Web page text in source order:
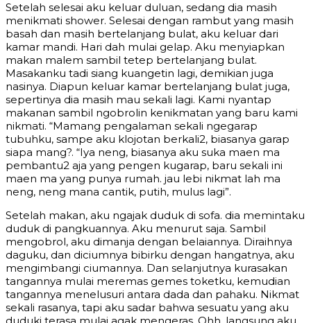
Setelah selesai aku keluar duluan, sedang dia masih
menikmati shower. Selesai dengan rambut yang masih
basah dan masih bertelanjang bulat, aku keluar dari
kamar mandi. Hari dah mulai gelap. Aku menyiapkan
makan malem sambil tetep bertelanjang bulat.
Masakanku tadi siang kuangetin lagi, demikian juga
nasinya. Diapun keluar kamar bertelanjang bulat juga,
sepertinya dia masih mau sekali lagi. Kami nyantap
makanan sambil ngobrolin kenikmatan yang baru kami
nikmati. “Mamang pengalaman sekali ngegarap
tubuhku, sampe aku klojotan berkali2, biasanya garap
siapa mang?. “Iya neng, biasanya aku suka maen ma
pembantu2 aja yang pengen kugarap, baru sekali ini
maen ma yang punya rumah. jau lebi nikmat lah ma
neng, neng mana cantik, putih, mulus lagi”.
Setelah makan, aku ngajak duduk di sofa. dia memintaku
duduk di pangkuannya. Aku menurut saja. Sambil
mengobrol, aku dimanja dengan belaiannya. Diraihnya
daguku, dan diciumnya bibirku dengan hangatnya, aku
mengimbangi ciumannya. Dan selanjutnya kurasakan
tangannya mulai meremas gemes toketku, kemudian
tangannya menelusuri antara dada dan pahaku. Nikmat
sekali rasanya, tapi aku sadar bahwa sesuatu yang aku